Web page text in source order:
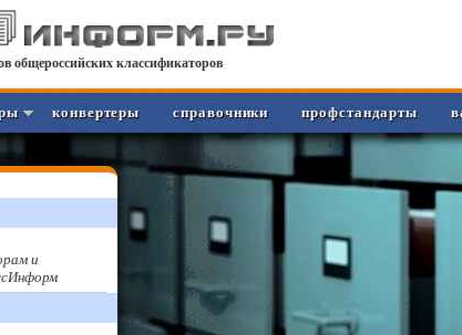
общероссийских классификаторов
конвертеры справочники профстандарты
и